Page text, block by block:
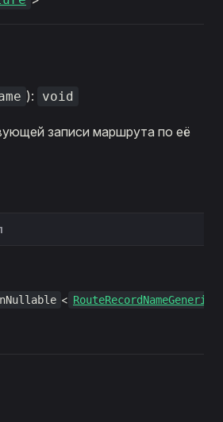
): void
записи маршрута по её
< RouteRecordNameGeneric